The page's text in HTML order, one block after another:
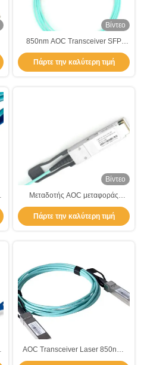
Βίντεο
850nm AOC Transceiver SFP
25Gbps Πολλαπλής λειτουργίας
TAS-X5A3-85NCR
Πάρτε την καλύτερη τιμή
Βίντεο
Μεταδοτής AOC μεταφοράς
δεδομένων υψηλής ταχύτητας
25Gbps Μονάδα Multimode SFP
Πάρτε την καλύτερη τιμή
AOC Transceiver Laser 850nm-
VCSEL Τύπος ινών MMF Τρόπος